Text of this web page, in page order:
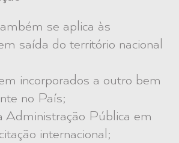
se aplica às
saída do território nacional
incorporados a outro bem
no País;
Administração Pública em
internacional;